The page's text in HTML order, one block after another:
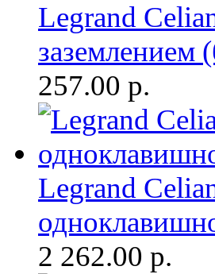
Legrand
заземлением
257.00 р.
Legrand
2 262.00 р.